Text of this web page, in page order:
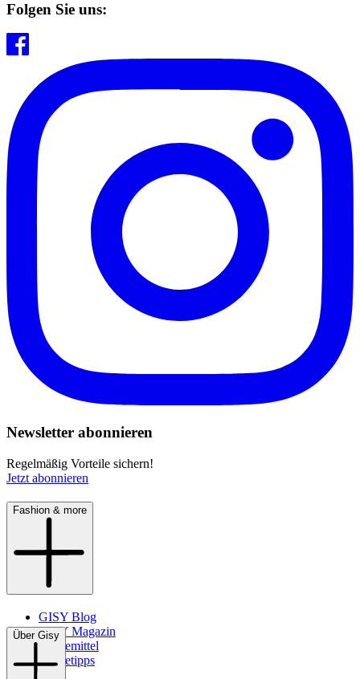
Folgen Sie uns:
Newsletter abonnieren
Regelmäßig Vorteile sichern!
Jetzt abonnieren
Fashion & more
GISY Blog
GISY Magazin
Pflegemittel
Pflegetipps
Über Gisy